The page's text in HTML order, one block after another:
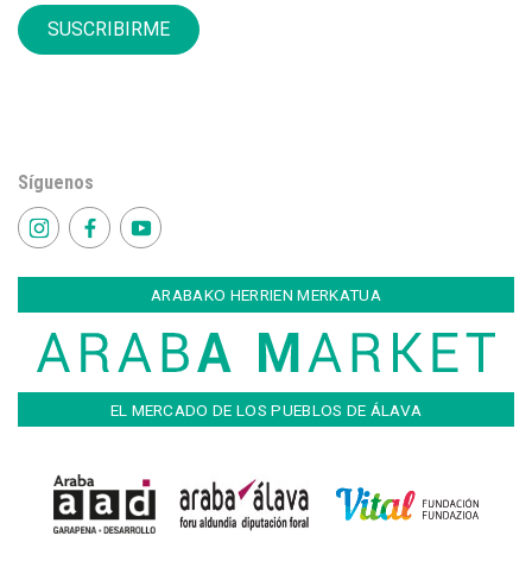
SUSCRIBIRME
Síguenos
ARABAKO HERRIEN MERKATUA
EL MERCADO DE LOS PUEBLOS DE ÁLAVA